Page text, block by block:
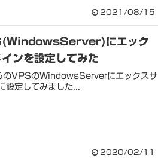
2021/08/15
にエック
ンを設定してみた
のVPSのWindowsServerにエックスサ
設定してみました...
2020/02/11